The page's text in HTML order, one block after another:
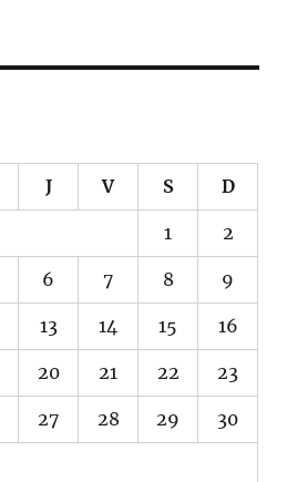
J V S D
1 2
6 7 8 9
13 14 15 16
20 21 22 23
27 28 29 30